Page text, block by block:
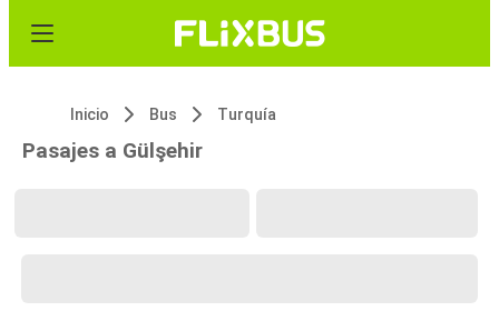
Inicio Bus Turquía
Pasajes a Gülşehir